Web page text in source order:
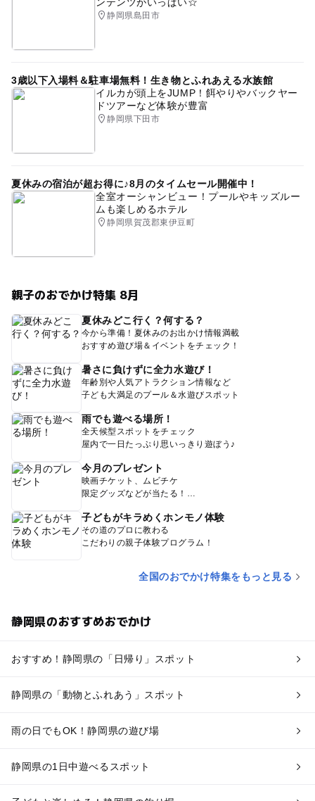
静岡県島田市
3歳以下入場料＆駐車場無料！生き物とふれあえる水族館
イルカが頭上をJUMP！餌やりやバックヤー
ドツアーなど体験が豊富
静岡県下田市
夏休みの宿泊が超お得に♪8月のタイムセール開催中！
全室オーシャンビュー！プールやキッズルー
ムも楽しめるホテル
静岡県賀茂郡東伊豆町
親子のおでかけ特集 8月
夏休みどこ行く？何する？
今から準備！夏休みのお出かけ情報満載
おすすめ遊び場＆イベントをチェック！
暑さに負けずに全力水遊び！
年齢別や人気アトラクション情報など
子ども大満足のプール＆水遊びスポット
雨でも遊べる場所！
全天候型スポットをチェック
屋内で一日たっぷり思いっきり遊ぼう♪
今月のプレゼント
映画チケット、ムビチケ
限定グッズなどが当たる！
子どもがキラめくホンモノ体験
その道のプロに教わる
こだわりの親子体験プログラム！
全国のおでかけ特集をもっと見る
静岡県のおすすめおでかけ
おすすめ！静岡県の「日帰り」スポット
静岡県の「動物とふれあう」スポット
雨の日でもOK！静岡県の遊び場
静岡県の1日中遊べるスポット